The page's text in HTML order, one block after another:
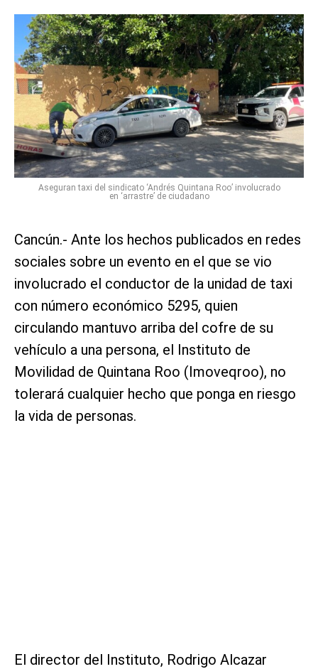
Aseguran taxi del sindicato ‘Andrés Quintana Roo’ involucrado
en ‘arrastre’ de ciudadano
Cancún.- Ante los hechos publicados en redes
sociales sobre un evento en el que se vio
involucrado el conductor de la unidad de taxi
con número económico 5295, quien
circulando mantuvo arriba del cofre de su
vehículo a una persona, el Instituto de
Movilidad de Quintana Roo (Imoveqroo), no
tolerará cualquier hecho que ponga en riesgo
la vida de personas.
El director del Instituto, Rodrigo Alcazar